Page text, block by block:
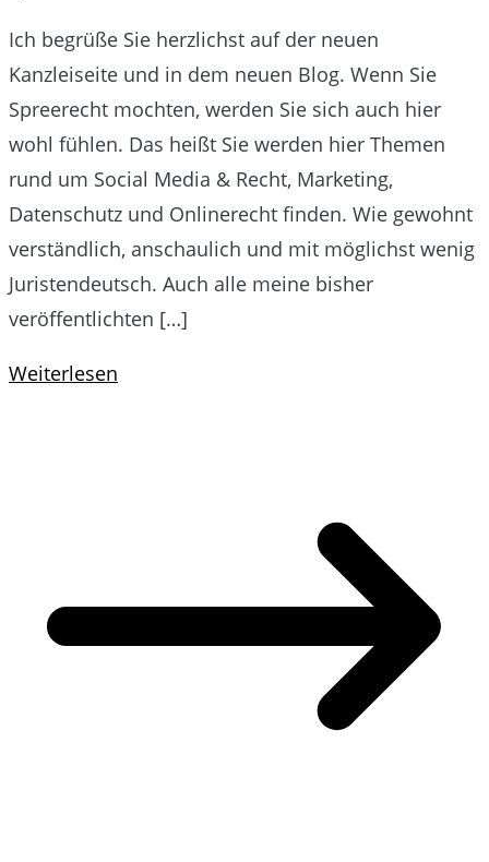
Ich begrüße Sie herzlichst auf der neuen
Kanzleiseite und in dem neuen Blog. Wenn Sie
Spreerecht mochten, werden Sie sich auch hier
wohl fühlen. Das heißt Sie werden hier Themen
rund um Social Media & Recht, Marketing,
Datenschutz und Onlinerecht finden. Wie gewohnt
verständlich, anschaulich und mit möglichst wenig
Juristendeutsch. Auch alle meine bisher
veröffentlichten […]
Weiterlesen